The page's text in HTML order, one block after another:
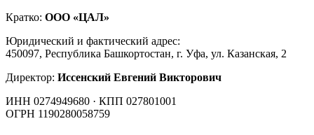
Кратко: ООО «ЦАЛ»
Юридический и фактический адрес:
450097, Республика Башкортостан, г. Уфа, ул. Казанская, 2
Директор: Иссенский Евгений Викторович
ИНН 0274949680 · КПП 027801001
ОГРН 1190280058759